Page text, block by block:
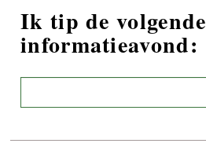
Ik tip de volgende
informatieavond: